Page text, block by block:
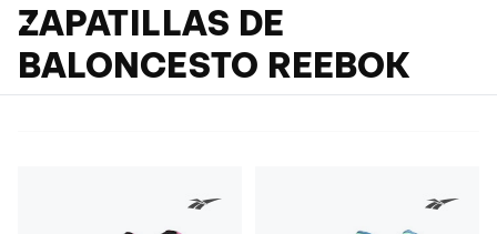
ZAPATILLAS DE
BALONCESTO REEBOK